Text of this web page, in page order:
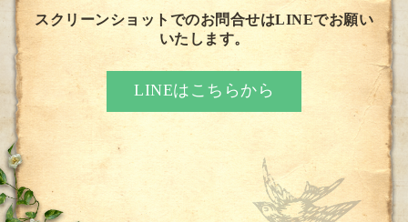
スクリーンショットでのお問合せはLINEでお願い
いたします。
LINEはこちらから